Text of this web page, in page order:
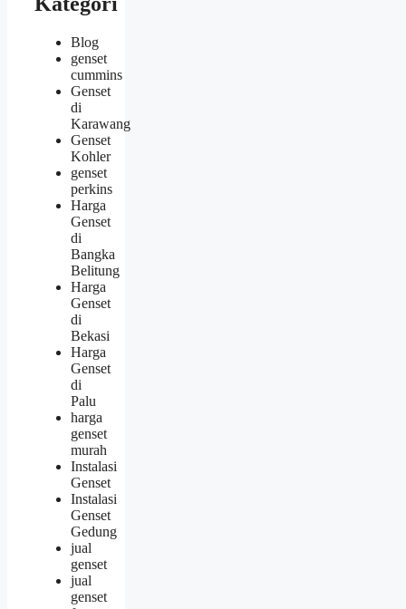
Blog
genset
cummins
Genset
di
Karawang
Genset
Kohler
genset
perkins
Harga
Genset
di
Bangka
Belitung
Harga
Genset
di
Bekasi
Harga
Genset
di
Palu
harga
genset
murah
Instalasi
Genset
Instalasi
Genset
Gedung
jual
genset
jual
genset